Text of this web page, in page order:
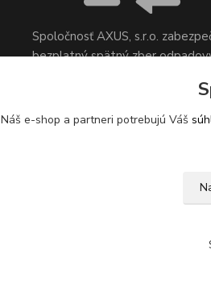
Spoločnosť AXUS, s.r.o.
bezplatný spätný zber
Geromettova 78, 96621 Lovča.
Náš e-shop a partneri potrebujú Váš